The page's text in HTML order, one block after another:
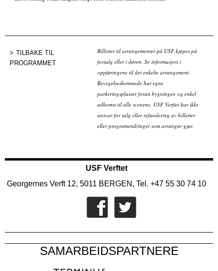
TILBAKE TIL
PROGRAMMET
Billetter til arrangementer på USF kjøpes på
forsalg eller i døren. Se informasjon i
oppføringene til det enkelte arrangement.
Bevegelseshemmede har egne
parkeringsplasser foran bygningen og enkel
adkomst til alle scenene. USF Verftet har ikke
ansvar for salg eller refundering av billetter
eller programendringer som arrangør gjør.
USF Verftet
Georgernes Verft 12, 5011 BERGEN, Tel. +47 55 30 74 10
SAMARBEIDSPARTNERE